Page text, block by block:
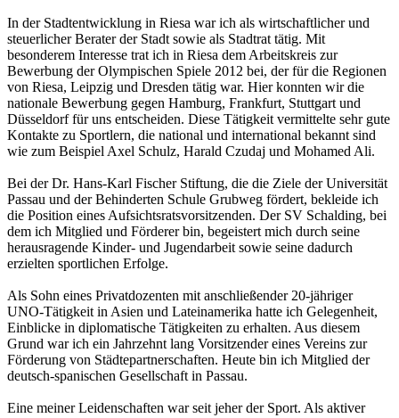
In der Stadtentwicklung in Riesa war ich als wirtschaftlicher und
steuerlicher Berater der Stadt sowie als Stadtrat tätig. Mit
besonderem Interesse trat ich in Riesa dem Arbeitskreis zur
Bewerbung der Olympischen Spiele 2012 bei, der für die Regionen
von Riesa, Leipzig und Dresden tätig war. Hier konnten wir die
nationale Bewerbung gegen Hamburg, Frankfurt, Stuttgart und
Düsseldorf für uns entscheiden. Diese Tätigkeit vermittelte sehr gute
Kontakte zu Sportlern, die national und international bekannt sind
wie zum Beispiel Axel Schulz, Harald Czudaj und Mohamed Ali.
Bei der Dr. Hans-Karl Fischer Stiftung, die die Ziele der Universität
Passau und der Behinderten Schule Grubweg fördert, bekleide ich
die Position eines Aufsichtsratsvorsitzenden. Der SV Schalding, bei
dem ich Mitglied und Förderer bin, begeistert mich durch seine
herausragende Kinder- und Jugendarbeit sowie seine dadurch
erzielten sportlichen Erfolge.
Als Sohn eines Privatdozenten mit anschließender 20-jähriger
UNO-Tätigkeit in Asien und Lateinamerika hatte ich Gelegenheit,
Einblicke in diplomatische Tätigkeiten zu erhalten. Aus diesem
Grund war ich ein Jahrzehnt lang Vorsitzender eines Vereins zur
Förderung von Städtepartnerschaften. Heute bin ich Mitglied der
deutsch-spanischen Gesellschaft in Passau.
Eine meiner Leidenschaften war seit jeher der Sport. Als aktiver